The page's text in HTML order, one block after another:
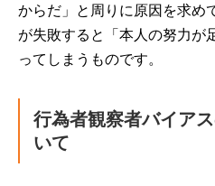
からだ」と周りに原因を求め
が失敗すると「本人の努力が
ってしまうものです。
行為者観察者バイア
いて